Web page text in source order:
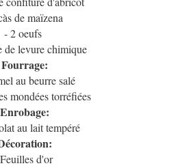
de maïzena
- 2 oeufs
de levure chimique
Fourrage:
au beurre salé
mondées torréfiées
Enrobage:
au lait tempéré
Feuilles d'or